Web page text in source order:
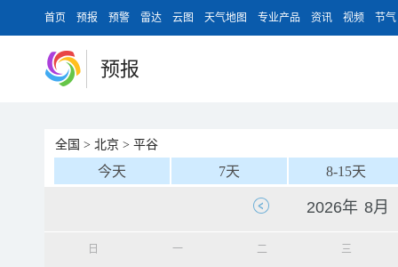
首页 预报 预警 雷达 云图 天气地图 专业产品 资讯 视频 节气
预报
全国 > 北京 > 平谷
今天 7天 8-15天
日 一 二 三